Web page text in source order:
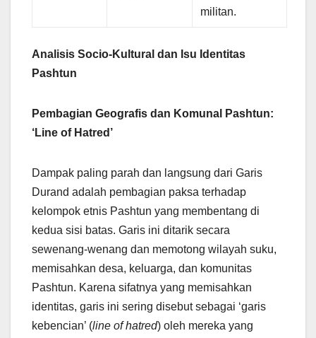
militan.
Analisis Socio-Kultural dan Isu Identitas
Pashtun
Pembagian Geografis dan Komunal Pashtun:
‘Line of Hatred’
Dampak paling parah dan langsung dari Garis
Durand adalah pembagian paksa terhadap
kelompok etnis Pashtun yang membentang di
kedua sisi batas. Garis ini ditarik secara
sewenang-wenang dan memotong wilayah suku,
memisahkan desa, keluarga, dan komunitas
Pashtun. Karena sifatnya yang memisahkan
identitas, garis ini sering disebut sebagai ‘garis
kebencian’ (line of hatred) oleh mereka yang